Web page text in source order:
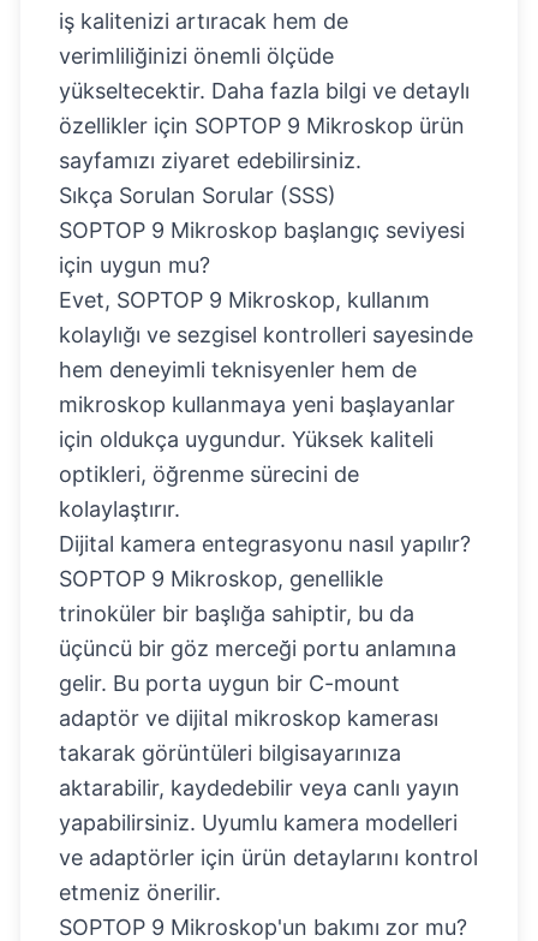
iş kalitenizi artıracak hem de
verimliliğinizi önemli ölçüde
yükseltecektir. Daha fazla bilgi ve detaylı
özellikler için SOPTOP 9 Mikroskop ürün
sayfamızı ziyaret edebilirsiniz.
Sıkça Sorulan Sorular (SSS)
SOPTOP 9 Mikroskop başlangıç seviyesi
için uygun mu?
Evet, SOPTOP 9 Mikroskop, kullanım
kolaylığı ve sezgisel kontrolleri sayesinde
hem deneyimli teknisyenler hem de
mikroskop kullanmaya yeni başlayanlar
için oldukça uygundur. Yüksek kaliteli
optikleri, öğrenme sürecini de
kolaylaştırır.
Dijital kamera entegrasyonu nasıl yapılır?
SOPTOP 9 Mikroskop, genellikle
trinoküler bir başlığa sahiptir, bu da
üçüncü bir göz merceği portu anlamına
gelir. Bu porta uygun bir C-mount
adaptör ve dijital mikroskop kamerası
takarak görüntüleri bilgisayarınıza
aktarabilir, kaydedebilir veya canlı yayın
yapabilirsiniz. Uyumlu kamera modelleri
ve adaptörler için ürün detaylarını kontrol
etmeniz önerilir.
SOPTOP 9 Mikroskop'un bakımı zor mu?